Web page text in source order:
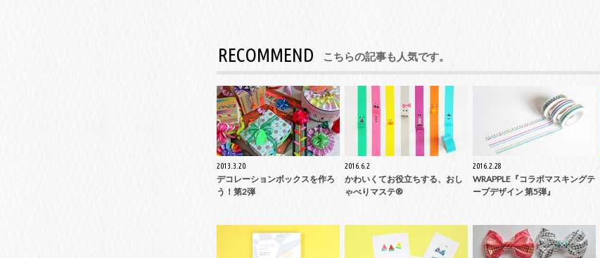
RECOMMEND こちらの記事も人気です。
2013.3.20
デコレーションボックスを作ろ
う！第2弾
2016.6.2
かわいくてお役立ちする、おし
ゃべりマステ®
2016.2.28
WRAPPLE『コラボマスキングテ
ープデザイン 第5弾』